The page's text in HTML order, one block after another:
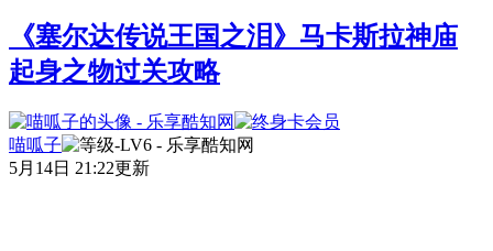
《塞尔达传说王国之泪》马卡斯拉神庙
起身之物过关攻略
喵呱子
5月14日 21:22更新